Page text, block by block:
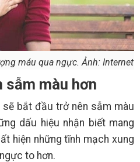
máu qua ngực. Ảnh: Internet
sẫm màu hơn
sẽ bắt đầu trở nên sẫm màu
dấu hiệu nhận biết mang
hiện những tĩnh mạch xung
to hơn.